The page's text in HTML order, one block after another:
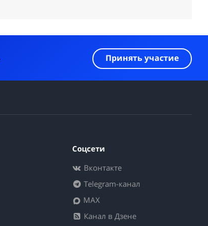
Принять участие
Соцсети
Вконтакте
Telegram-канал
MAX
Канал в Дзене